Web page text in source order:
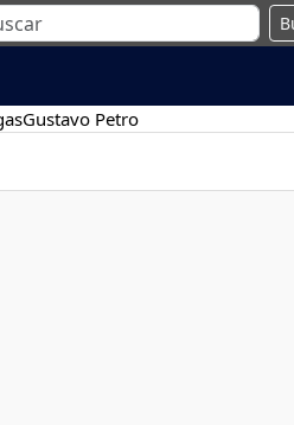
Gustavo Petro